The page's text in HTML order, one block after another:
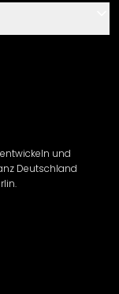
und
Deutschland